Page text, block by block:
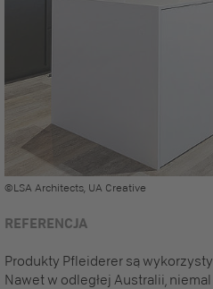
©LSA Architects, UA Creative
REFERENCJA
Produkty Pfleiderer są
Nawet w odległej Australii,